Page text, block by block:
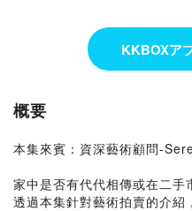
KKBOXア
概要
本集來賓：資深藝術顧問-
家中是否有代代相傳或在二手
透過本集針對藝術拍賣的介紹，